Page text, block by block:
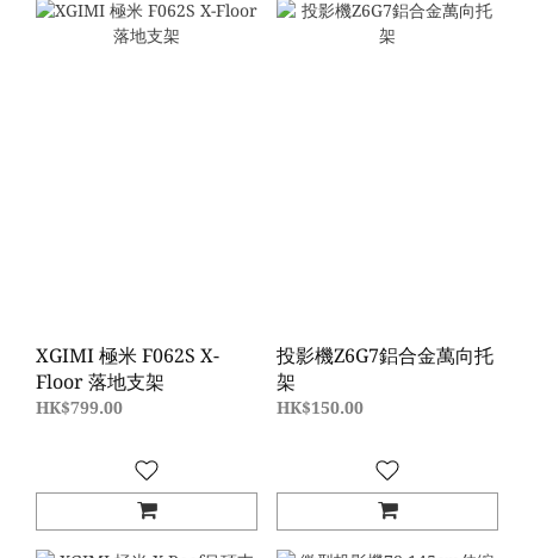
XGIMI 極米 F062S X-
Floor 落地支架
HK$799.00
投影機Z6G7鋁合金萬向托
架
HK$150.00